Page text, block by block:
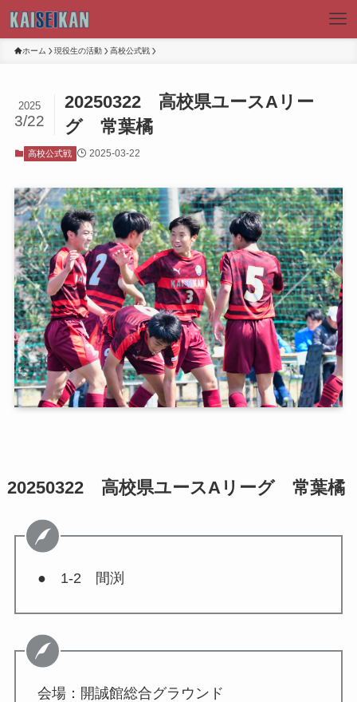
ホーム 現役生の活動 高校公式戦
20250322 高校県ユースAリー
グ 常葉橘
2025
3/22
高校公式戦 2025-03-22
20250322 高校県ユースAリーグ 常葉橘
● 1-2 間渕
会場：開誠館総合グラウンド